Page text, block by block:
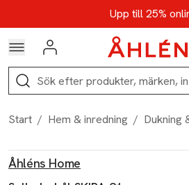
Hoppa till navigationsmenynUpp till 25%
Kod: AUG25 -
Logga in
Sök
Start / Hem & inredning / Dukning
Åhléns Home